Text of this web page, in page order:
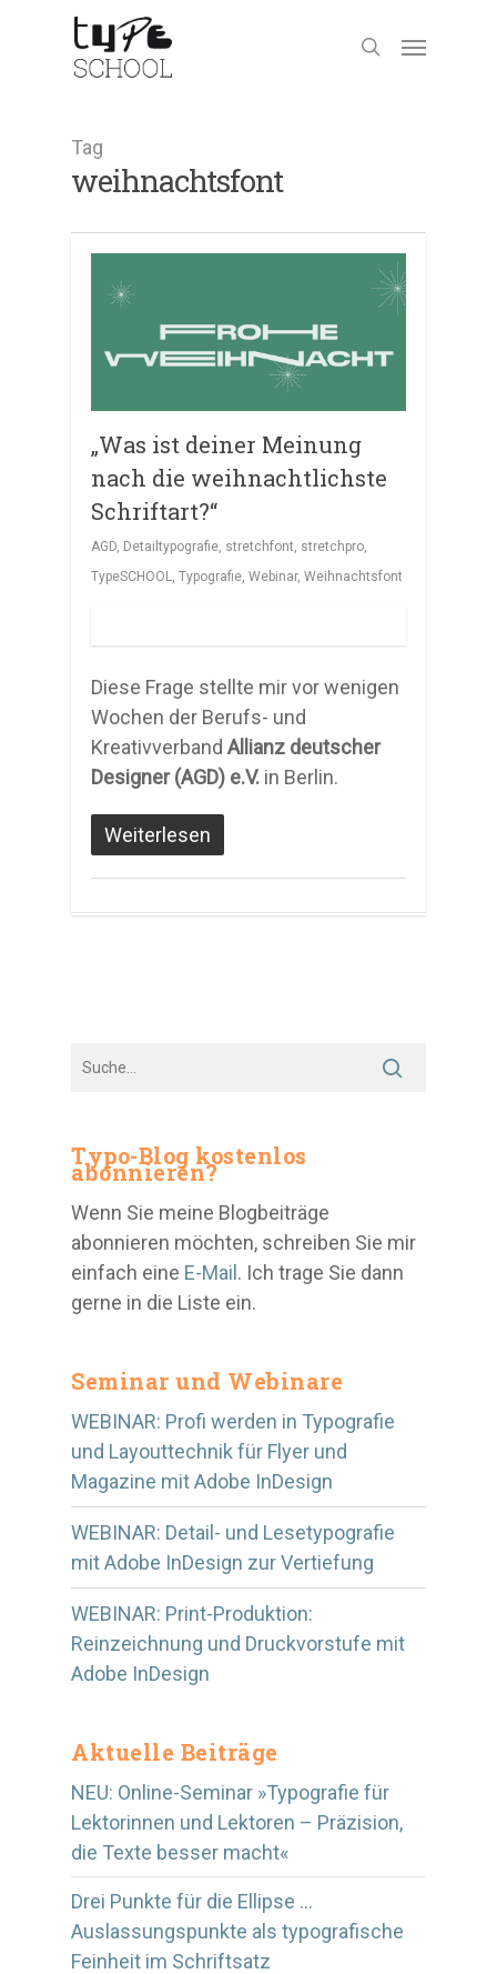
Tag
weihnachtsfont
„Was ist deiner Meinung
nach die weihnachtlichste
Schriftart?“
AGD, Detailtypografie, stretchfont, stretchpro,
TypeSCHOOL, Typografie, Webinar, Weihnachtsfont
Diese Frage stellte mir vor wenigen
Wochen der Berufs- und
Kreativverband Allianz deutscher
Designer (AGD) e.V. in Berlin.
Weiterlesen
Typo-Blog kostenlos
abonnieren?
Wenn Sie meine Blogbeiträge
abonnieren möchten, schreiben Sie mir
einfach eine E-Mail . Ich trage Sie dann
gerne in die Liste ein.
Seminar und Webinare
WEBINAR: Profi werden in Typografie
und Layouttechnik für Flyer und
Magazine mit Adobe InDesign
WEBINAR: Detail- und Lesetypografie
mit Adobe InDesign zur Vertiefung
WEBINAR: Print-Produktion:
Reinzeichnung und Druckvorstufe mit
Adobe InDesign
Aktuelle Beiträge
NEU: Online-Seminar »Typografie für
Lektorinnen und Lektoren – Präzision,
die Texte besser macht«
Drei Punkte für die Ellipse …
Auslassungspunkte als typografische
Feinheit im Schriftsatz